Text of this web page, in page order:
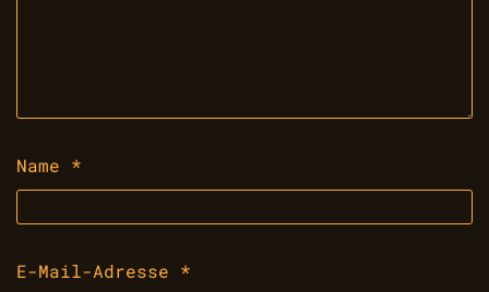
Name *
E-Mail-Adresse *